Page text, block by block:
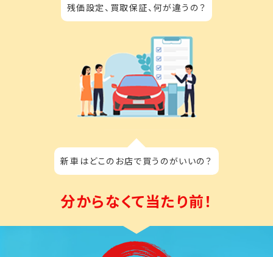
残価設定、買取保証、何が違うの？
新車はどこのお店で買うのがいいの？
分からなくて当たり前！